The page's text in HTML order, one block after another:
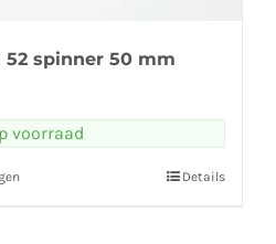
52 spinner 50 mm
voorraad
Details